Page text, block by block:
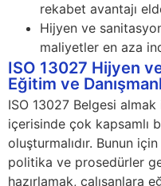
rekabet avantajı
Hijyen ve
maliyetler en aza
ISO 13027 Hijyen
Eğitim ve
ISO 13027 Belgesi
içerisinde çok kapsamlı
oluşturmalıdır. Bunun
politika ve prosedürler
hazırlamak, çalışanlara